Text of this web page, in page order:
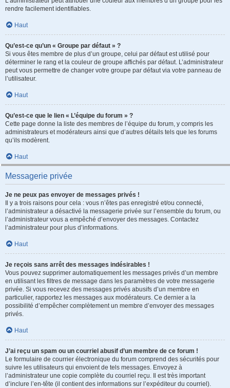
rendre facilement identifiables.
Haut
Qu’est-ce qu’un « Groupe par défaut » ?
Si vous êtes membre de plus d’un groupe, celui par défaut est utilisé pour
déterminer le rang et la couleur de groupe affichés par défaut. L’administrateur
peut vous permettre de changer votre groupe par défaut via votre panneau de
l’utilisateur.
Haut
Qu’est-ce que le lien « L’équipe du forum » ?
Cette page donne la liste des membres de l’équipe du forum, y compris les
administrateurs et modérateurs ainsi que d’autres détails tels que les forums
qu’ils modèrent.
Haut
Messagerie privée
Je ne peux pas envoyer de messages privés !
Il y a trois raisons pour cela : vous n’êtes pas enregistré et/ou connecté,
l’administrateur a désactivé la messagerie privée sur l’ensemble du forum, ou
l’administrateur vous a empêché d’envoyer des messages. Contactez
l’administrateur pour plus d’informations.
Haut
Je reçois sans arrêt des messages indésirables !
Vous pouvez supprimer automatiquement les messages privés d’un membre
en utilisant les filtres de message dans les paramètres de votre messagerie
privée. Si vous recevez des messages privés abusifs d’un membre en
particulier, rapportez les messages aux modérateurs. Ce dernier a la
possibilité d’empêcher complètement un membre d’envoyer des messages
privés.
Haut
J’ai reçu un spam ou un courriel abusif d’un membre de ce forum !
Le formulaire de courrier électronique du forum comprend des sécurités pour
suivre les utilisateurs qui envoient de tels messages. Envoyez à
l’administrateur une copie complète du courriel reçu. Il est très important
d’inclure l’en-tête (il contient des informations sur l’expéditeur du courriel).